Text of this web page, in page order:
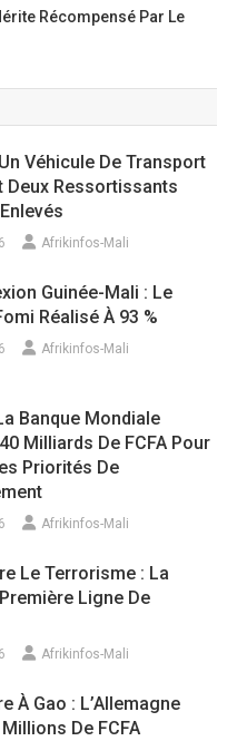
Récompensé Par Le
Véhicule De Transport
Deux Ressortissants
Afrikinfos-Mali
Guinée-Mali : Le
Réalisé À 93 %
Afrikinfos-Mali
Banque Mondiale
Milliards De FCFA Pour
Priorités De
Afrikinfos-Mali
Le Terrorisme : La
Ligne De
Afrikinfos-Mali
À Gao : L’Allemagne
De FCFA